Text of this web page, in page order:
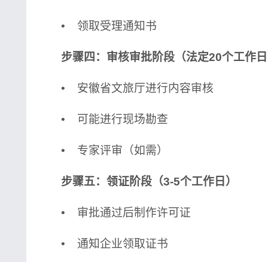
• 领取受理通知书
步骤四：审核审批阶段（法定20个工作
• 安徽省文旅厅进行内容审核
• 可能进行现场勘查
• 专家评审（如需）
步骤五：领证阶段（3-5个工作日）
• 审批通过后制作许可证
• 通知企业领取证书